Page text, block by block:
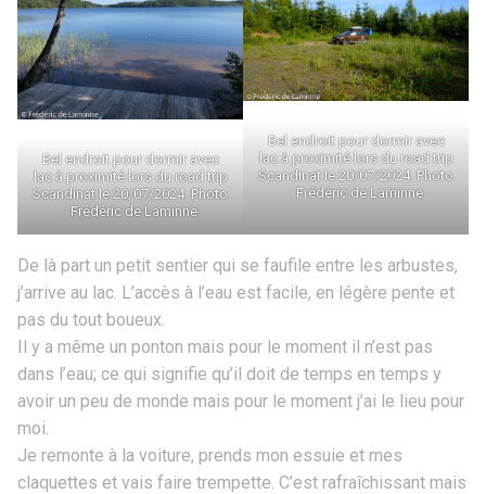
Bel endroit pour dormir avec
lac à proximité lors du road trip
Scandinat le 20/07/2024. Photo
: Frédéric de Laminne
Bel endroit pour dormir avec
lac à proximité lors du road trip
Scandinat le 20/07/2024. Photo
: Frédéric de Laminne
De là part un petit sentier qui se faufile entre les arbustes,
j’arrive au lac. L’accès à l’eau est facile, en légère pente et
pas du tout boueux.
Il y a même un ponton mais pour le moment il n’est pas
dans l’eau; ce qui signifie qu’il doit de temps en temps y
avoir un peu de monde mais pour le moment j’ai le lieu pour
moi.
Je remonte à la voiture, prends mon essuie et mes
claquettes et vais faire trempette. C’est rafraîchissant mais